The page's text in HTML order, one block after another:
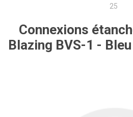
25
Connexions
Blazing BVS-1 -